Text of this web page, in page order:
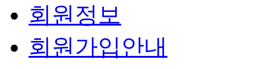
회원정보
회원가입안내